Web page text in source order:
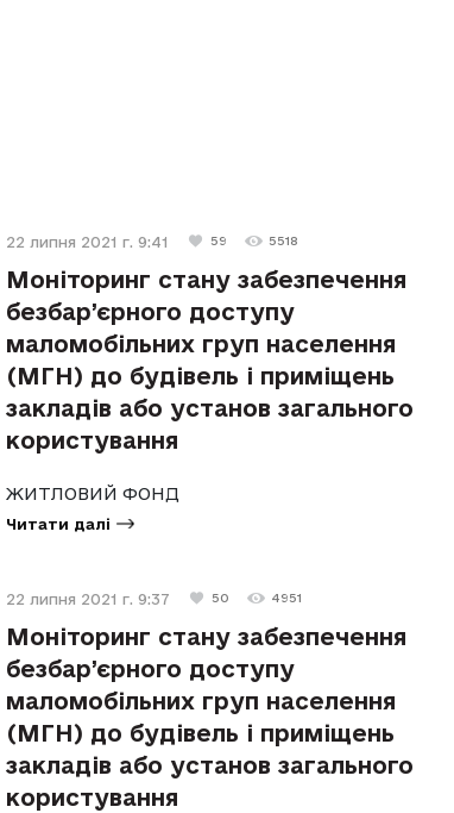
22 липня 2021 г. 9:41 59 5518
Моніторинг стану забезпечення
безбар’єрного доступу
маломобільних груп населення
(МГН) до будівель і приміщень
закладів або установ загального
користування
ЖИТЛОВИЙ ФОНД
Читати далі
22 липня 2021 г. 9:37 50 4951
Моніторинг стану забезпечення
безбар’єрного доступу
маломобільних груп населення
(МГН) до будівель і приміщень
закладів або установ загального
користування